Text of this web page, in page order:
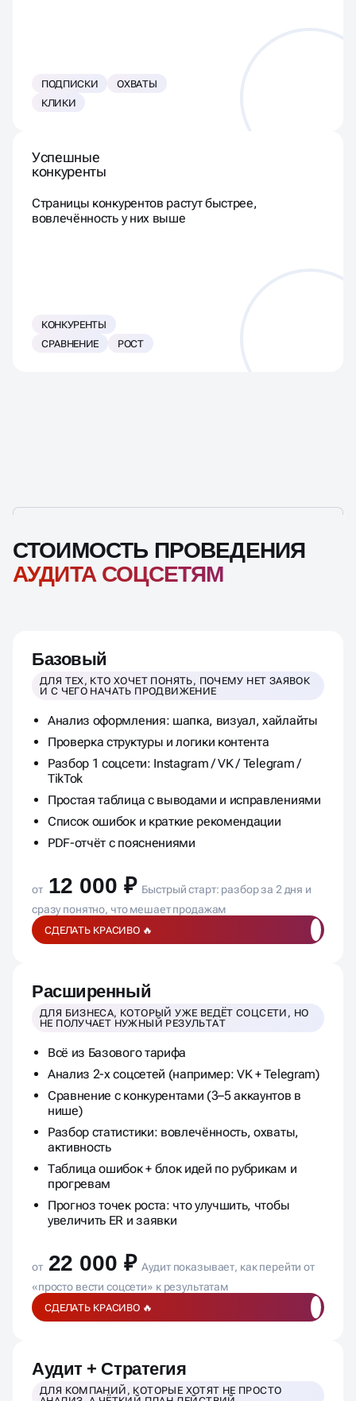
ПОДПИСКИ
ОХВАТЫ
КЛИКИ
Успешные
конкуренты
Страницы конкурентов растут быстрее,
вовлечённость у них выше
КОНКУРЕНТЫ
СРАВНЕНИЕ
РОСТ
СТОИМОСТЬ ПРОВЕДЕНИЯ
АУДИТА СОЦСЕТЯМ
Базовый
ДЛЯ ТЕХ, КТО ХОЧЕТ ПОНЯТЬ, ПОЧЕМУ НЕТ ЗАЯВОК
И С ЧЕГО НАЧАТЬ ПРОДВИЖЕНИЕ
Анализ оформления: шапка, визуал, хайлайты
Проверка структуры и логики контента
Разбор 1 соцсети: Instagram / VK / Telegram /
TikTok
Простая таблица с выводами и исправлениями
Список ошибок и краткие рекомендации
PDF-отчёт с пояснениями
от 12 000 ₽ Быстрый старт: разбор за 2 дня и
сразу понятно, что мешает продажам
СДЕЛАТЬ КРАСИВО 🔥
Расширенный
ДЛЯ БИЗНЕСА, КОТОРЫЙ УЖЕ ВЕДЁТ СОЦСЕТИ, НО
НЕ ПОЛУЧАЕТ НУЖНЫЙ РЕЗУЛЬТАТ
Всё из Базового тарифа
Анализ 2-х соцсетей (например: VK + Telegram)
Сравнение с конкурентами (3–5 аккаунтов в
нише)
Разбор статистики: вовлечённость, охваты,
активность
Таблица ошибок + блок идей по рубрикам и
прогревам
Прогноз точек роста: что улучшить, чтобы
увеличить ER и заявки
от 22 000 ₽ Аудит показывает, как перейти от
«просто вести соцсети» к результатам
СДЕЛАТЬ КРАСИВО 🔥
Аудит + Стратегия
ДЛЯ КОМПАНИЙ, КОТОРЫЕ ХОТЯТ НЕ ПРОСТО